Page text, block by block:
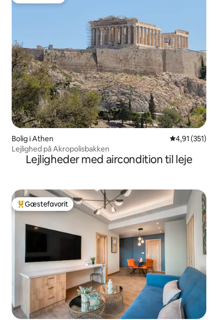
Bolig i Athen 4,91 ud af 5 i
4,91 (351)
Lejlighed på Akropolisbakken
Lejligheder med aircondition til leje
Bedste gæstefavorit
Gæstefavorit